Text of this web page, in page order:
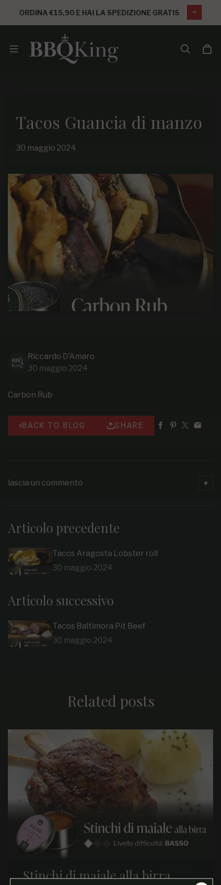
ORDINA €15,90 E HAI LA SPEDIZIONE GRATIS
Tacos Guancia di manzo
30 maggio 2024
Riccardo D'Amaro
30 maggio 2024
Carbon Rub
BACK TO BLOG SHARE
lascia un commento
Articolo precedente
Tacos Aragosta Lobster roll
30 maggio 2024
Articolo successivo
Tacos Baltimora Pit Beef
30 maggio 2024
Related posts
Stinchi di maiale alla birra